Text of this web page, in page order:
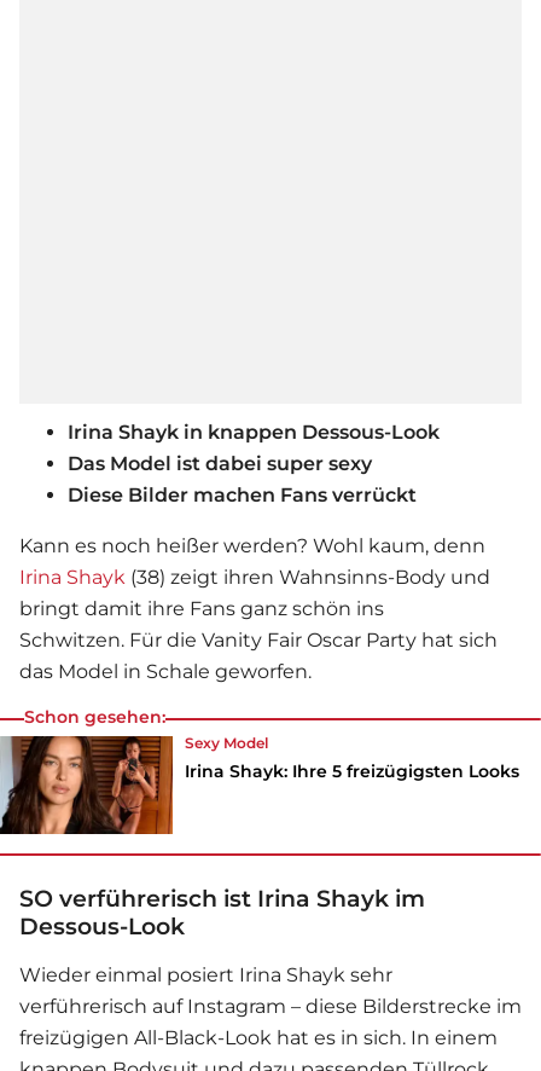
Irina Shayk in knappen Dessous-Look
Das Model ist dabei super sexy
Diese Bilder machen Fans verrückt
Kann es noch heißer werden? Wohl kaum, denn
Irina Shayk (38) zeigt ihren Wahnsinns-Body und
bringt damit ihre Fans ganz schön ins
Schwitzen. Für die Vanity Fair Oscar Party hat sich
das Model in Schale geworfen.
Schon gesehen:
Sexy Model
Irina Shayk: Ihre 5 freizügigsten Looks
SO verführerisch ist Irina Shayk im
Dessous-Look
Wieder einmal posiert Irina Shayk sehr
verführerisch auf Instagram – diese Bilderstrecke im
freizügigen All-Black-Look hat es in sich. In einem